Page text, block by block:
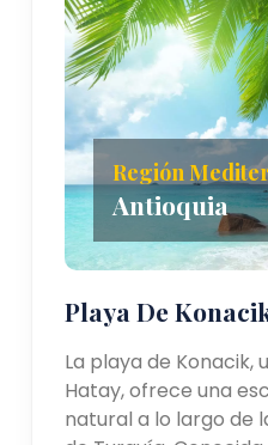
Región
Antioquia
Playa De
La playa de Konacik,
Hatay, ofrece una
natural a lo largo de